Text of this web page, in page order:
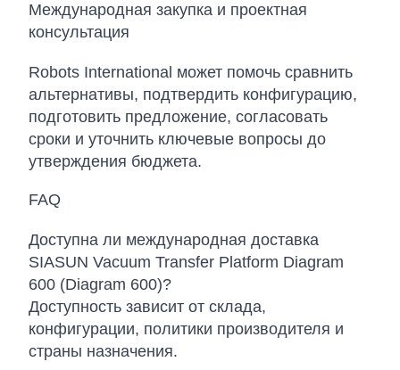
Международная закупка и проектная
консультация
Robots International может помочь сравнить
альтернативы, подтвердить конфигурацию,
подготовить предложение, согласовать
сроки и уточнить ключевые вопросы до
утверждения бюджета.
FAQ
Доступна ли международная доставка
SIASUN Vacuum Transfer Platform Diagram
600 (Diagram 600)?
Доступность зависит от склада,
конфигурации, политики производителя и
страны назначения.